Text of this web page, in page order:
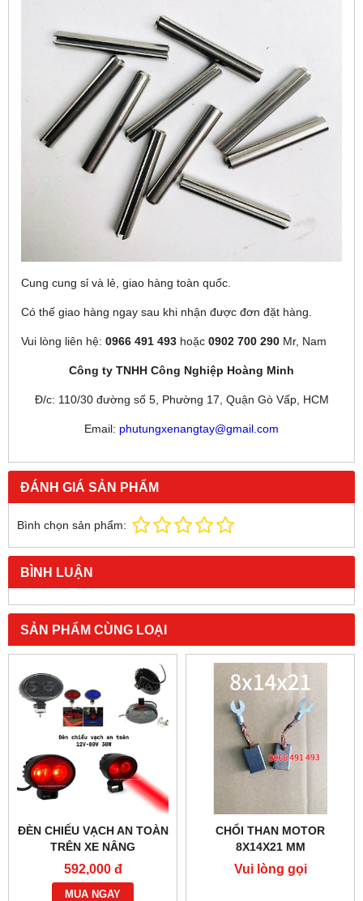
Cung cung sỉ và lẻ, giao hàng toàn quốc.
Có thế giao hàng ngay sau khi nhận được đơn đặt hàng.
Vui lòng liên hệ: 0966 491 493 hoặc 0902 700 290 Mr, Nam
Công ty TNHH Công Nghiệp Hoàng Minh
Đ/c: 110/30 đường số 5, Phường 17, Quận Gò Vấp, HCM
Email: phutungxenangtay@gmail.com
ĐÁNH GIÁ SẢN PHẨM
Bình chọn sản phẩm:
BÌNH LUẬN
SẢN PHẨM CÙNG LOẠI
ĐÈN CHIẾU VẠCH AN TOÀN
TRÊN XE NÂNG
592,000 đ
MUA NGAY
CHỔI THAN MOTOR
8X14X21 MM
Vui lòng gọi